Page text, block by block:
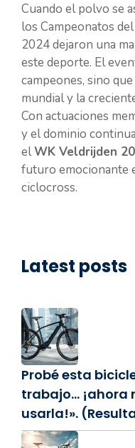
Cuando el polvo se
los Campeonatos
2024 dejaron una
este deporte. El
campeones, sino
mundial y la
Con actuaciones
y el dominio
elWK Veldrijden
futuro emocionante
ciclocross.
Latest posts
Probé esta
trabajo… ¡ahora
usarla!».